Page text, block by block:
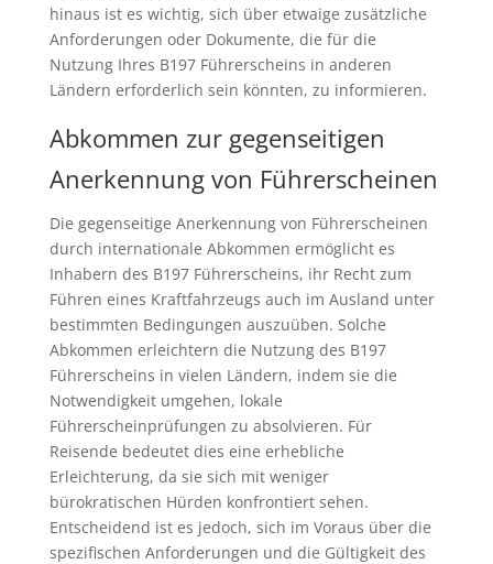
hinaus ist es wichtig, sich über etwaige zusätzliche
Anforderungen oder Dokumente, die für die
Nutzung Ihres B197 Führerscheins in anderen
Ländern erforderlich sein könnten, zu informieren.
Abkommen zur gegenseitigen
Anerkennung von Führerscheinen
Die gegenseitige Anerkennung von Führerscheinen
durch internationale Abkommen ermöglicht es
Inhabern des B197 Führerscheins, ihr Recht zum
Führen eines Kraftfahrzeugs auch im Ausland unter
bestimmten Bedingungen auszuüben. Solche
Abkommen erleichtern die Nutzung des B197
Führerscheins in vielen Ländern, indem sie die
Notwendigkeit umgehen, lokale
Führerscheinprüfungen zu absolvieren. Für
Reisende bedeutet dies eine erhebliche
Erleichterung, da sie sich mit weniger
bürokratischen Hürden konfrontiert sehen.
Entscheidend ist es jedoch, sich im Voraus über die
spezifischen Anforderungen und die Gültigkeit des